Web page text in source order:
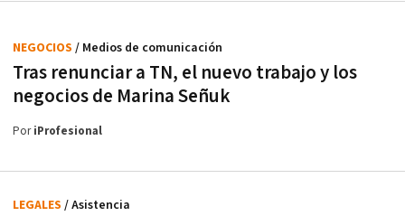
Tras renunciar a TN, el nuevo trabajo y los
negocios de Marina Señuk
NEGOCIOS / Medios de comunicación
PoriProfesional
LEGALES / Asistencia